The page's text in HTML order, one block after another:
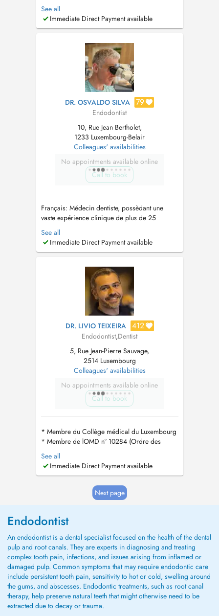
exclusivement dédiée aux traitements
endodontiques réalisés sous microscope. Mon
objectif est d'offrir des soins de haute
et l'excellence clinique. Les traitements q...
See all
Immediate Direct Payment available
DR. OSVALDO SILVA 79
Endodontist
10, Rue Jean Bertholet,
1233 Luxembourg-Belair
Colleagues' availabilities
No appointments available online
Call to book
Français: Médecin dentiste, possèdant une
vaste expérience clinique de plus de 25
années. Ancien enseignant universitaire
d'Endodontie, à la Faculté de médecine de
l'université de CoimbraPortugal et à l'Université
dans les urgences hospitalières buc...
See all
Immediate Direct Payment available
DR. LIVIO TEIXEIRA 412
Endodontist,Dentist
5, Rue Jean-Pierre Sauvage,
2514 Luxembourg
Colleagues' availabilities
No appointments available online
Call to book
* Membre du Collège médical du Luxembourg
* Membre de lOMD n° 10284 (Ordre des
Médecins Dentistes du Portugal) PT : As
consultas disponíveis no Doctena são
exclusivamente reservadas para novos
consulta. Se você já está em tratamento
conosco, por favo...
See all
Immediate Direct Payment available
Next page
Endodontist
An endodontist is a dental specialist focused on the health of the dental
pulp and root canals. They are experts in diagnosing and treating
complex tooth pain, infections, and issues arising from inflamed or
damaged pulp. Common symptoms that may require endodontic care
include persistent tooth pain, sensitivity to hot or cold, swelling around
the gums, and abscesses. Endodontic treatments, such as root canal
therapy, help preserve natural teeth that might otherwise need to be
extracted due to decay or trauma.